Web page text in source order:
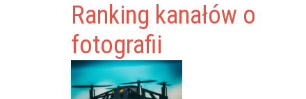
Ranking kanałów o
fotografii